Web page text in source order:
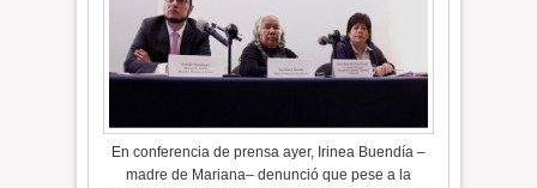
En conferencia de prensa ayer, Irinea Buendía –
madre de Mariana– denunció que pese a la